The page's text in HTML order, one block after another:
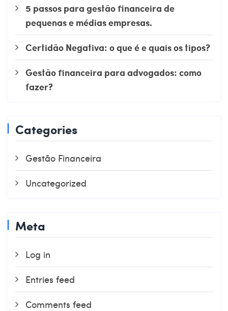
5 passos para gestão financeira de
pequenas e médias empresas.
Certidão Negativa: o que é e quais os tipos?
Gestão financeira para advogados: como
fazer?
Categories
Gestão Financeira
Uncategorized
Meta
Log in
Entries feed
Comments feed